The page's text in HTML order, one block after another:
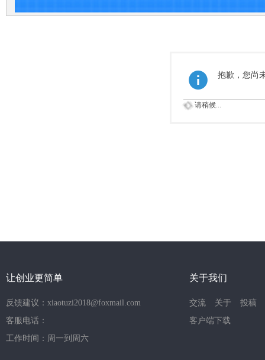
抱歉，您尚
请稍候...
让创业更简单
反馈建议：xiaotuzi2018@foxmail.com
客服电话：
工作时间：周一到周六
关于我们
交流 关于
投稿
客户端下载